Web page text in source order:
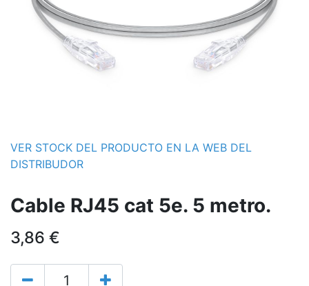
VER STOCK DEL PRODUCTO EN LA WEB DEL
DISTRIBUDOR
Cable RJ45 cat 5e. 5 metro.
3,86 €